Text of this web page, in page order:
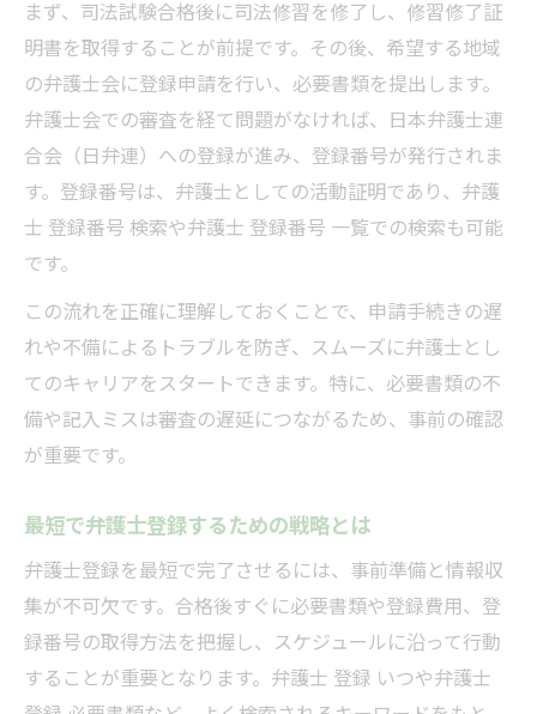
登録番号の検索方法と活用ガイド
弁護士登録番号検索の具体的な手順とは
弁護士登録番号一覧を使った確認方法
弁護士かどうかを見分けるポイント解説
弁護士登録番号検索の安全な利用法
登録番号で弁護士情報を効率的に調べる
弁護士登録をしないことのデメリット解説
弁護士登録しない場合の活動制限とは
弁護士登録と名簿掲載の重要な関係性
弁護士登録なしで起こるリスク事例紹介
費用や登録時期の疑問を徹底解消します
弁護士登録費用の詳細と支払い時期の目安
弁護士登録いつ行うのがベストか徹底解説
弁護士登録時期に関するよくある誤解を解
消
まず、司法試験合格後に司法修習を修了し、修習修了証
明書を取得することが前提です。その後、希望する地域
の弁護士会に登録申請を行い、必要書類を提出します。
弁護士会での審査を経て問題がなければ、日本弁護士連
合会（日弁連）への登録が進み、登録番号が発行されま
す。登録番号は、弁護士としての活動証明であり、弁護
士 登録番号 検索や弁護士 登録番号 一覧での検索も可能
です。
この流れを正確に理解しておくことで、申請手続きの遅
れや不備によるトラブルを防ぎ、スムーズに弁護士とし
てのキャリアをスタートできます。特に、必要書類の不
備や記入ミスは審査の遅延につながるため、事前の確認
が重要です。
最短で弁護士登録するための戦略とは
弁護士登録を最短で完了させるには、事前準備と情報収
集が不可欠です。合格後すぐに必要書類や登録費用、登
録番号の取得方法を把握し、スケジュールに沿って行動
することが重要となります。弁護士 登録 いつや弁護士